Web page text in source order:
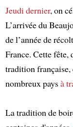
Jeudi dernier, on
L’arrivée du
de l’année de
France. Cette fête,
tradition française,
nombreux paysà
La tradition de